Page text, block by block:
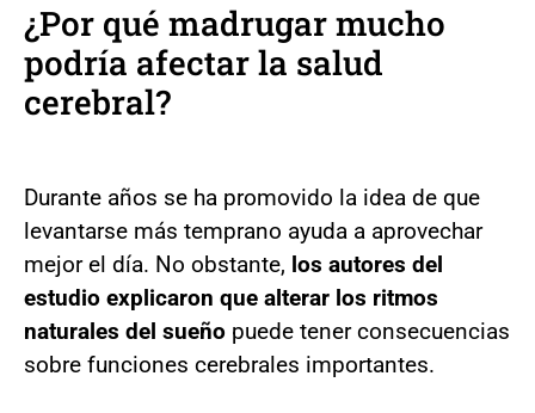
¿Por qué madrugar mucho
podría afectar la salud
cerebral?
Durante años se ha promovido la idea de que
levantarse más temprano ayuda a aprovechar
mejor el día. No obstante, los autores del
estudio explicaron que alterar los ritmos
naturales del sueño puede tener consecuencias
sobre funciones cerebrales importantes.